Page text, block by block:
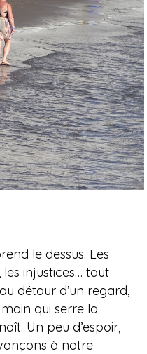
le dessus. Les
injustices… tout
détour d’un regard,
main qui serre la
Un peu d’espoir,
à notre